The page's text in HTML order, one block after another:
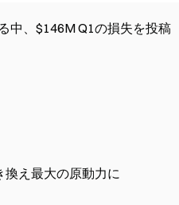
中、$146M Q1の損失を投稿
え最大の原動力に